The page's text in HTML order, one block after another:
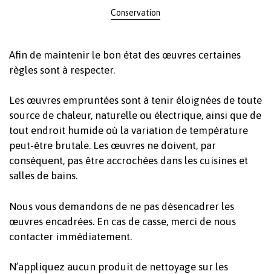
Conservation
Afin de maintenir le bon état des œuvres certaines
règles sont à respecter.
Les œuvres empruntées sont à tenir éloignées de toute
source de chaleur, naturelle ou électrique, ainsi que de
tout endroit humide où la variation de température
peut-être brutale. Les œuvres ne doivent, par
conséquent, pas être accrochées dans les cuisines et
salles de bains.
Nous vous demandons de ne pas désencadrer les
œuvres encadrées. En cas de casse, merci de nous
contacter immédiatement.
N’appliquez aucun produit de nettoyage sur les